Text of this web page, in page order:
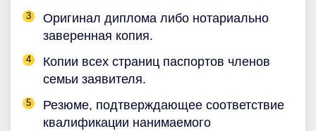
Оригинал диплома либо нотариально
заверенная копия.
Копии всех страниц паспортов членов
семьи заявителя.
Резюме, подтверждающее соответствие
квалификации нанимаемого